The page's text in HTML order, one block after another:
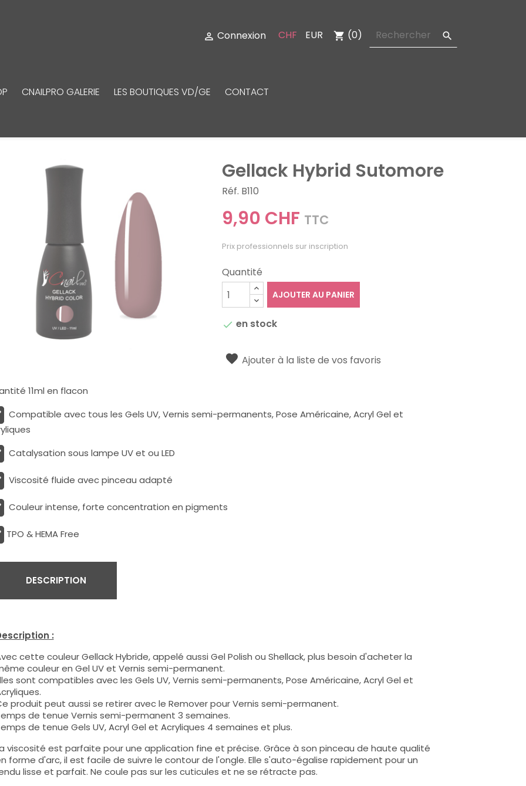
 Connexion CHF EUR shopping_cart (0) 
CNAILPRO GALERIE LES BOUTIQUES VD/GE CONTACT
Gellack Hybrid Sutomore
Réf. B110
9,90 CHF TTC
Prix professionnels sur inscription
Quantité
AJOUTER AU PANIER
 en stock
Ajouter à la liste de vos favoris
11ml en flacon
Compatible avec tous les Gels UV, Vernis semi-permanents, Pose Américaine, Acryl Gel et
Catalysation sous lampe UV et ou LED
Viscosité fluide avec pinceau adapté
Couleur intense, forte concentration en pigments
TPO & HEMA Free
DESCRIPTION
:
cette couleur Gellack Hybride, appelé aussi Gel Polish ou Shellack, plus besoin d'acheter la
couleur en Gel UV et Vernis semi-permanent.
sont compatibles avec les Gels UV, Vernis semi-permanents, Pose Américaine, Acryl Gel et
produit peut aussi se retirer avec le Remover pour Vernis semi-permanent.
de tenue Vernis semi-permanent 3 semaines.
de tenue Gels UV, Acryl Gel et Acryliques 4 semaines et plus.
viscosité est parfaite pour une application fine et précise. Grâce à son pinceau de haute qualité
forme d'arc, il est facile de suivre le contour de l'ongle. Elle s'auto-égalise rapidement pour un
lisse et parfait. Ne coule pas sur les cuticules et ne se rétracte pas.